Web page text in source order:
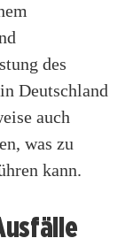
des
Deutschland
auch
was zu
kann.